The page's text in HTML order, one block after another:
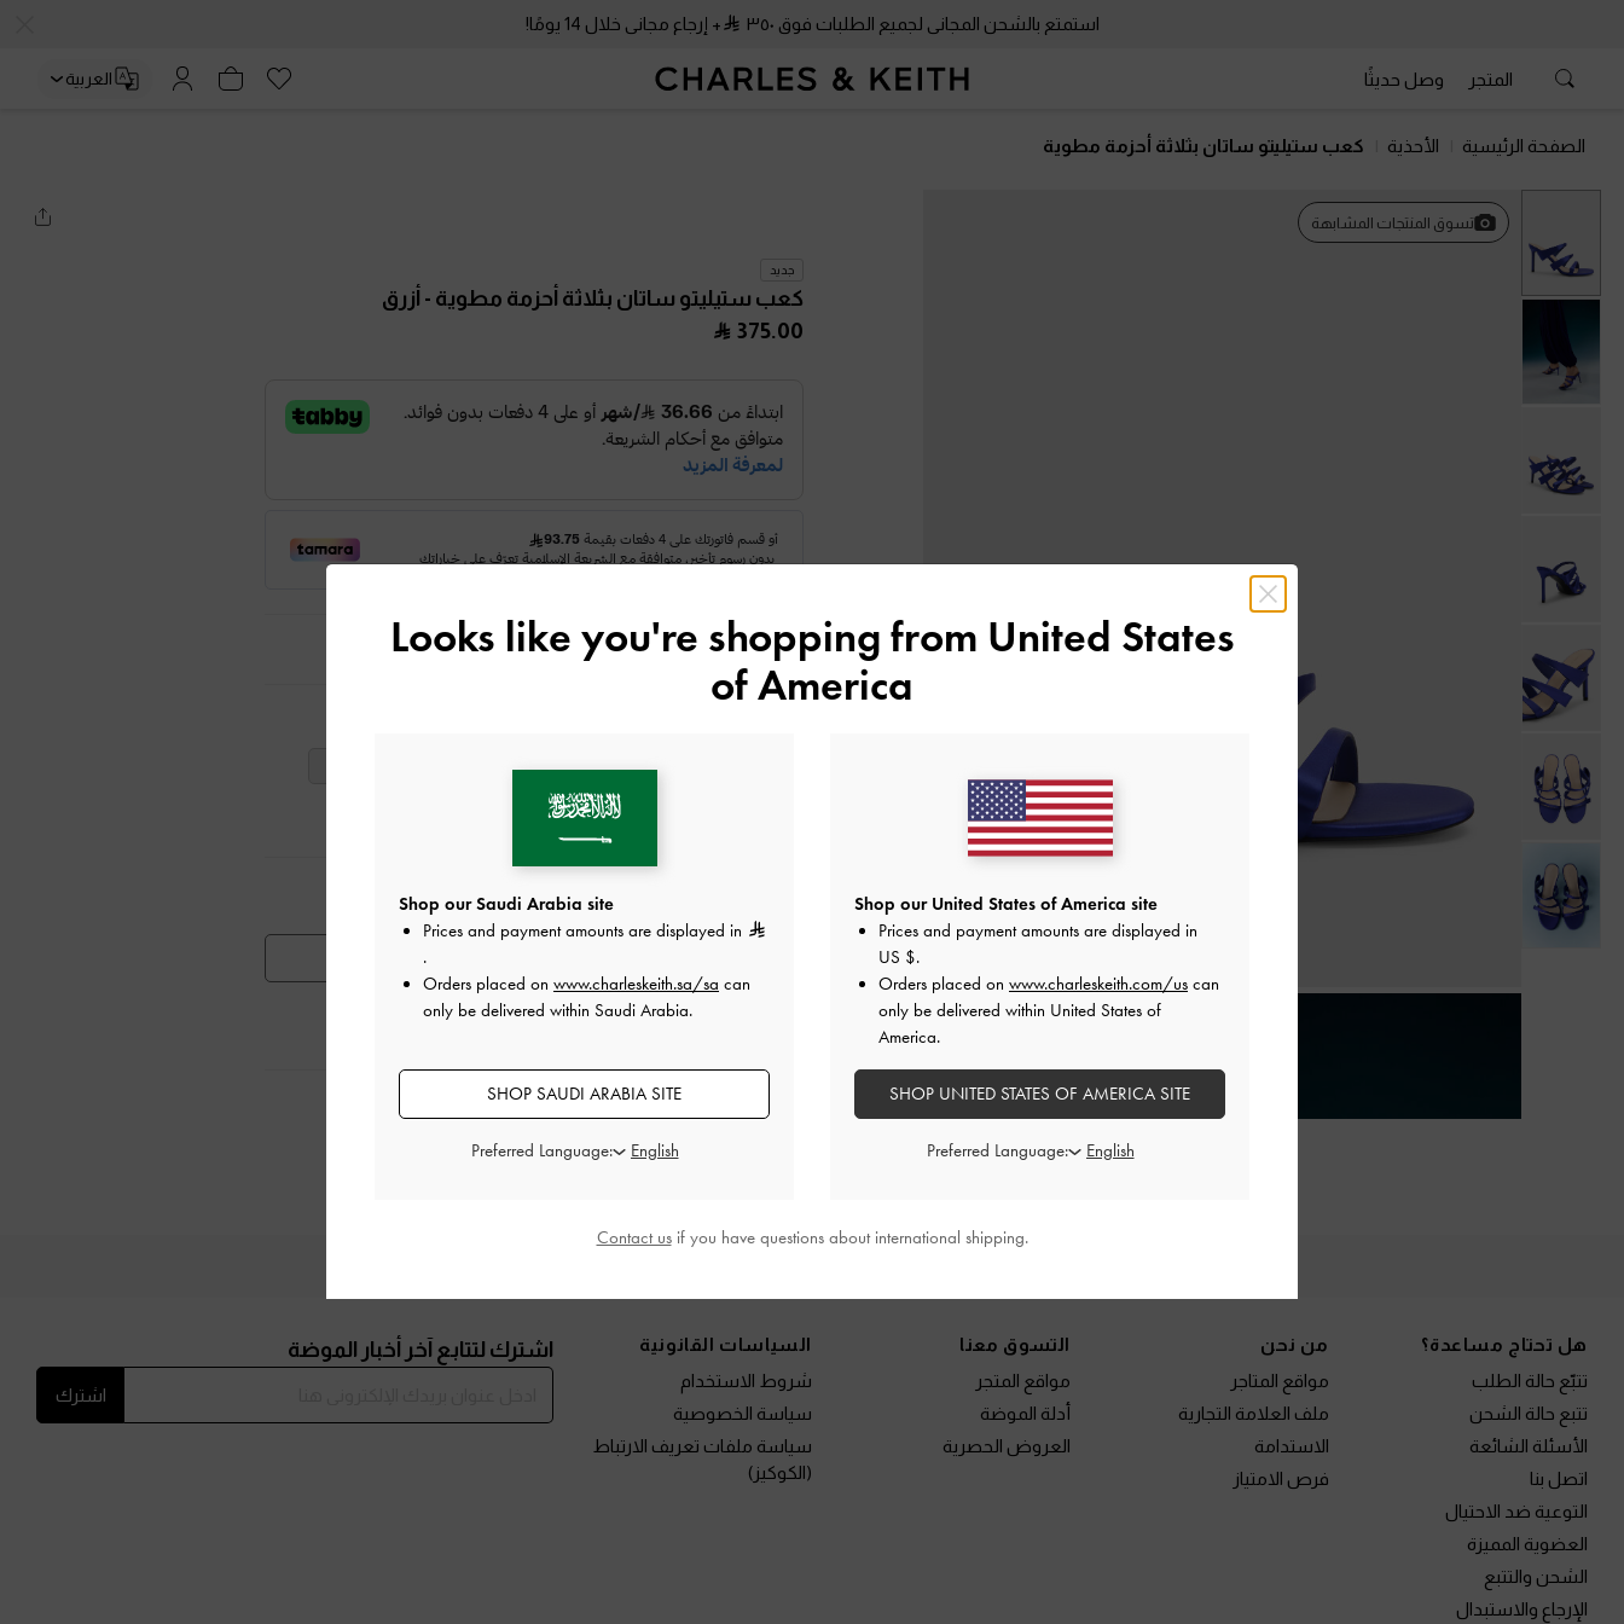
استمتع بالشحن المجاني لجميع الطلبات فوق ٣٥٠ + إرجاع مجاني خلال 14 يومًا!
المتجر وصل حديثًا العربية
الصفحة الرئيسية الأحذية كعب ستيليتو ساتان بثلاثة أحزمة مطوية
تسوق المنتجات المشابهة
جديد
كعب ستيليتو ساتان بثلاثة أحزمة مطوية - أزرق
375.00
اللون:أزرق
36
37
عرض منتجاتٍ مشابهة
أضف إلى قائمة الرغبات
ملاحظات المحرر
تفاصيل المنتج
الشحن والإرجاع
هل تحتاج مساعدة؟
تتبّع حالة الطلب
تتبع حالة الشحن
الأسئلة الشائعة
اتصل بنا
التوعية ضد الاحتيال
العضوية المميزة
الشحن والتتبع
الإرجاع والاستبدال
من نحن
مواقع المتاجر
ملف العلامة التجارية
الاستدامة
فرص الامتياز
التسوق معنا
مواقع المتجر
أدلة الموضة
العروض الحصرية
السياسات القانونية
شروط الاستخدام
سياسة الخصوصية
سياسة ملفات تعريف الارتباط
(الكوكيز)
اشترك لتتابع آخر أخبار الموضة
اشترك
Looks like you're shopping from United States
of America
Shop our Saudi Arabia site
Prices and payment amounts are displayed in
.
Orders placed on www.charleskeith.sa/sa can
only be delivered within Saudi Arabia.
SHOP SAUDI ARABIA SITE
Preferred Language:
Shop our United States of America site
Prices and payment amounts are displayed in
US $.
Orders placed on www.charleskeith.com/us can
only be delivered within United States of
America.
SHOP UNITED STATES OF AMERICA SITE
Preferred Language:
Contact usif you have questions about international shipping.